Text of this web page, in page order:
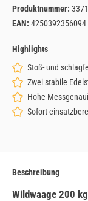
Produktnummer:
EAN: 4250392356094
Highlights
Stoß- und
Zwei stabile
Hohe
Sofort
Beschreibung
Wildwaage 200